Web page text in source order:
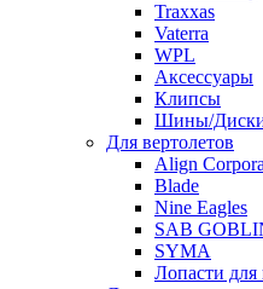
Traxxas
Vaterra
WPL
Аксессуары
Клипсы
Шины/
Для вертолетов
Align
Blade
Nine Eagles
SAB
SYMA
Лопасти для